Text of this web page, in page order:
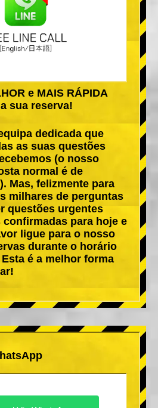
e MAIS RÁPIDA
sua reserva!
dedicada que
as suas questões
(o nosso
normal é de
Mas, felizmente para
milhares de perguntas
questões urgentes
para hoje e
ligue para o nosso
durante o horário
é a melhor forma